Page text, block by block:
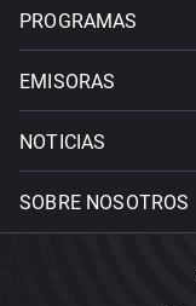
PROGRAMAS
EMISORAS
NOTICIAS
SOBRE NOSOTROS